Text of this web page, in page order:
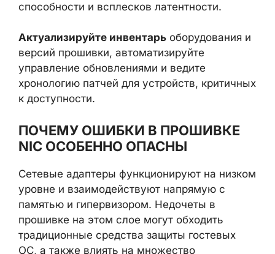
способности и всплесков латентности.
Актуализируйте инвентарь оборудования и
версий прошивки, автоматизируйте
управление обновлениями и ведите
хронологию патчей для устройств, критичных
к доступности.
ПОЧЕМУ ОШИБКИ В ПРОШИВКЕ
NIC ОСОБЕННО ОПАСНЫ
Сетевые адаптеры функционируют на низком
уровне и взаимодействуют напрямую с
памятью и гипервизором. Недочеты в
прошивке на этом слое могут обходить
традиционные средства защиты гостевых
ОС, а также влиять на множество